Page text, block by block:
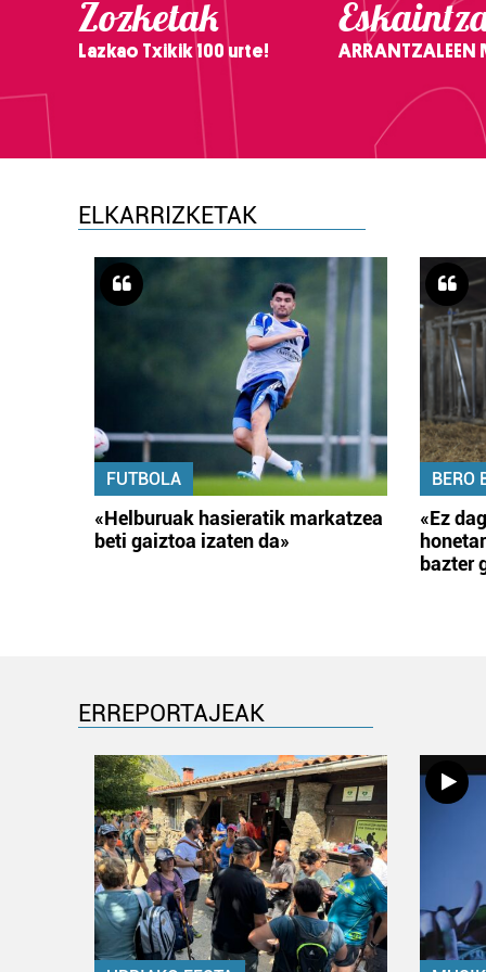
Zozketak
Lazkao Txikik 100 urte! ARRANTZALEEN
ELKARRIZKETAK
FUTBOLA
«Helburuak hasieratik markatzea
beti gaiztoa izaten da»
BERO
«Ez
bazter
ERREPORTAJEAK